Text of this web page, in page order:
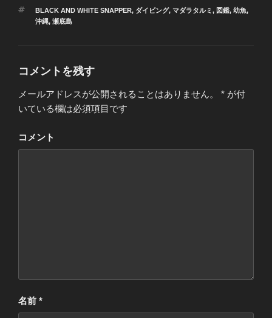
ゴ
リ
タ
グ
BLACK AND WHITE SNAPPER, ダイビング, マダラタルミ , 図鑑, 幼魚,
沖縄, 瀬底島
コメントを残す
メールアドレスが公開されることはありません。 * が付
いている欄は必須項目です
コメント
名前 *